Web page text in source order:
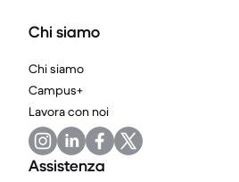
Chi siamo
Chi siamo
Campus+
Lavora con noi
Assistenza